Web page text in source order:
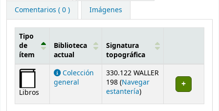
Comentarios ( 0 )
Imágenes
Existencias
Tipo
de
ítem
Biblioteca
actual
Signatura
topográfica
Libros
Colección
general
330.122 WALLER
198 (Navegar
estantería(Abre debajo)
)